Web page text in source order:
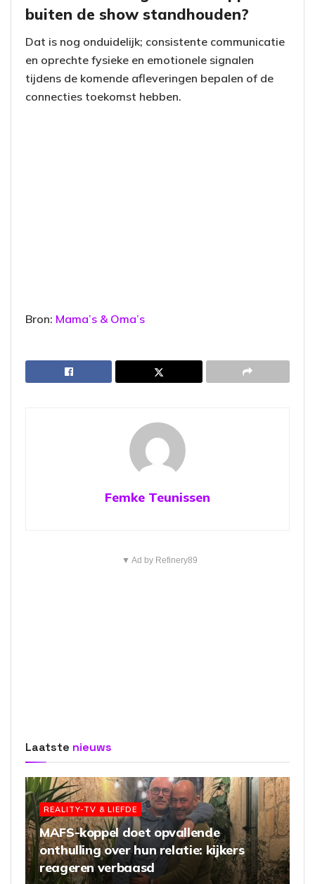
buiten de show standhouden?
Dat is nog onduidelijk; consistente communicatie
en oprechte fysieke en emotionele signalen
tijdens de komende afleveringen bepalen of de
connecties toekomst hebben.
Bron: Mama’s & Oma’s
Femke Teunissen
▼ Ad by Refinery89
Laatste nieuws
REALITY-TV & LIEFDE
MAFS-koppel doet opvallende
onthulling over hun relatie: kijkers
reageren verbaasd